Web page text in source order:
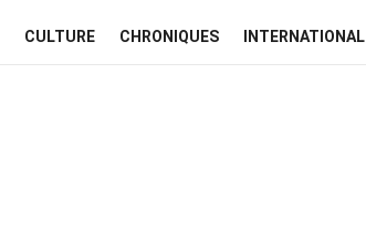
CULTURE CHRONIQUES INTERNATIONAL